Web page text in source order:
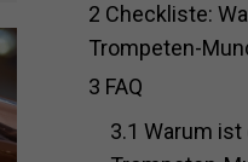
2 Checkliste:
Trompeten-
3 FAQ
3.1 Warum ist